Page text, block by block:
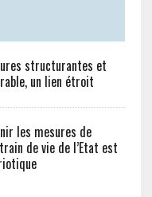
structurantes et
un lien étroit
les mesures de
de vie de l’Etat est